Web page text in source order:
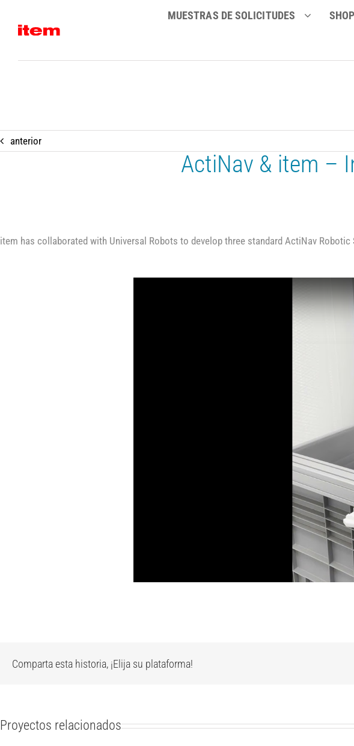
content
MUESTRAS DE SOLICITUDES SHOP
anterior
ActiNav & item –
item has collaborated with Universal Robots to develop three standard ActiNav
Comparta esta historia, ¡Elija su plataforma!
Proyectos relacionados